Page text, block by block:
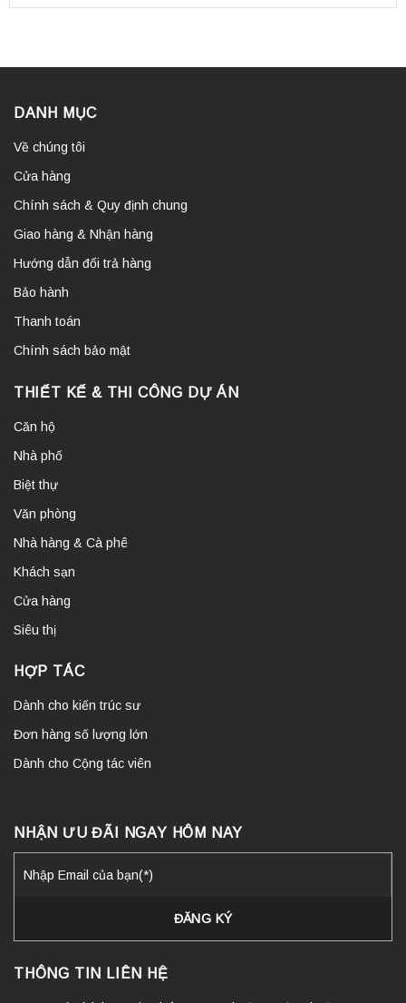
DANH MỤC
Về chúng tôi
Cửa hàng
Chính sách & Quy định chung
Giao hàng & Nhận hàng
Hướng dẫn đổi trả hàng
Bảo hành
Thanh toán
Chính sách bảo mật
THIẾT KẾ & THI CÔNG DỰ ÁN
Căn hộ
Nhà phố
Biệt thự
Văn phòng
Nhà hàng & Cà phê
Khách sạn
Cửa hàng
Siêu thị
HỢP TÁC
Dành cho kiến trúc sư
Đơn hàng số lượng lớn
Dành cho Cộng tác viên
NHẬN ƯU ĐÃI NGAY HÔM NAY
THÔNG TIN LIÊN HỆ